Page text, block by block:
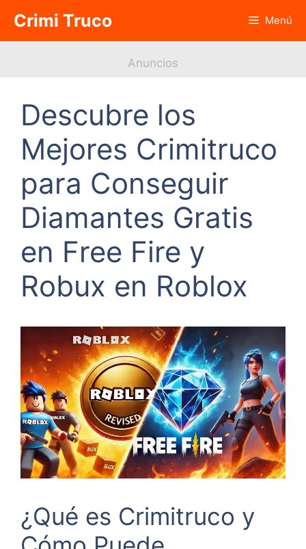
contenido
Crimi Truco Menú
Anuncios
Descubre los
Mejores Crimitruco
para Conseguir
Diamantes Gratis
en Free Fire y
Robux en Roblox
¿Qué es Crimitruco y